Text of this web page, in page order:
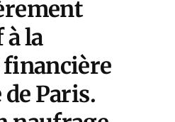
la
Paris.